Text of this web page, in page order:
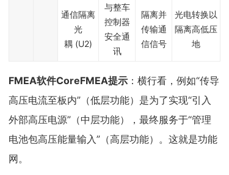
通信隔离
光
耦 (U2)
与整车
控制器
安全通
讯
隔离并
传输通
信信号
光电转换以
隔离高低压
地
FMEA软件CoreFMEA提示 ：横行看，例如“传导
高压电流至板内”（低层功能）是为了实现“引入
外部高压电源”（中层功能），最终服务于“管理
电池包高压能量输入”（高层功能）。这就是功能
网。